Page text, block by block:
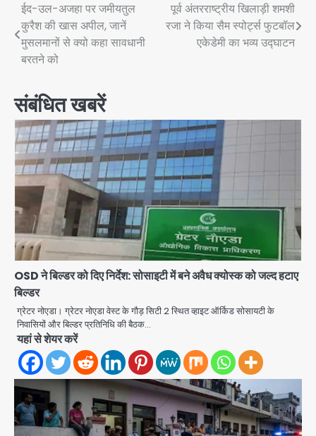
Post
navigation
ईद-उल-अजहा पर जमीयतुल
कुरैश की खास अपील, जानें
मुसलमानों से क्यो कहा सावधानी
बरतने को
पूर्व अंतरराष्ट्रीय खिलाड़ी शमशी
रजा ने किया सैम स्पोर्ट्स फुटबॉल
एकेडेमी का भव्य उद्घाटन
संबंधित खबरें
OSD ने बिल्डर को दिए निर्देश: सोसाइटी में बने अवैध क्योस्क को जल्द हटाए
बिल्डर
ग्रेटर नोएडा। ग्रेटर नोएडा वेस्ट के गौड़ सिटी 2 स्थित व्हाइट ऑर्किड सोसायटी के
निवासियों और बिल्डर प्रतिनिधि की बैठक…
यहां से शेयर करें